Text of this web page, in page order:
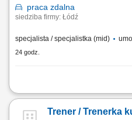
praca zdalna
siedziba firmy: Łódź
specjalista / specjalistka (mid)
24 godz.
Nazwa kursu: Pierwsza pomoc
Trener / Trenerka